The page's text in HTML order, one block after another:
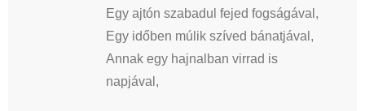
Egy ajtón szabadul fejed fogságával,
Egy időben múlik szíved bánatjával,
Annak egy hajnalban virrad is
napjával,